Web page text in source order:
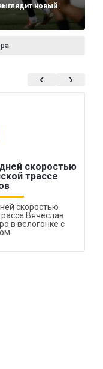
новый
скоростью
трассе
скоростью
Вячеслав
в велогонке с